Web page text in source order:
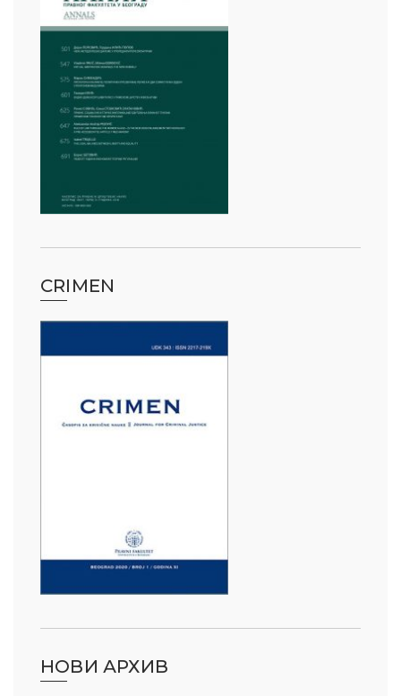
CRIMEN
НОВИ АРХИВ